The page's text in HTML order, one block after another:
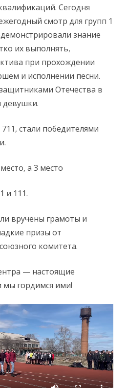
Сегодня
смотр для групп 1
знание
их выполнять,
при прохождении
и исполнении песни.
Отечества в
девушки.
стали победителями
а 3 место
и 111.
вручены грамоты и
призы от
комитета.
— настоящие
гордимся ими!